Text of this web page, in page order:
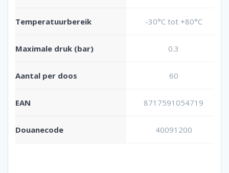
Temperatuurbereik -30°C tot +80°C
Maximale druk (bar) 0.3
Aantal per doos 60
EAN 8717591054719
Douanecode 40091200